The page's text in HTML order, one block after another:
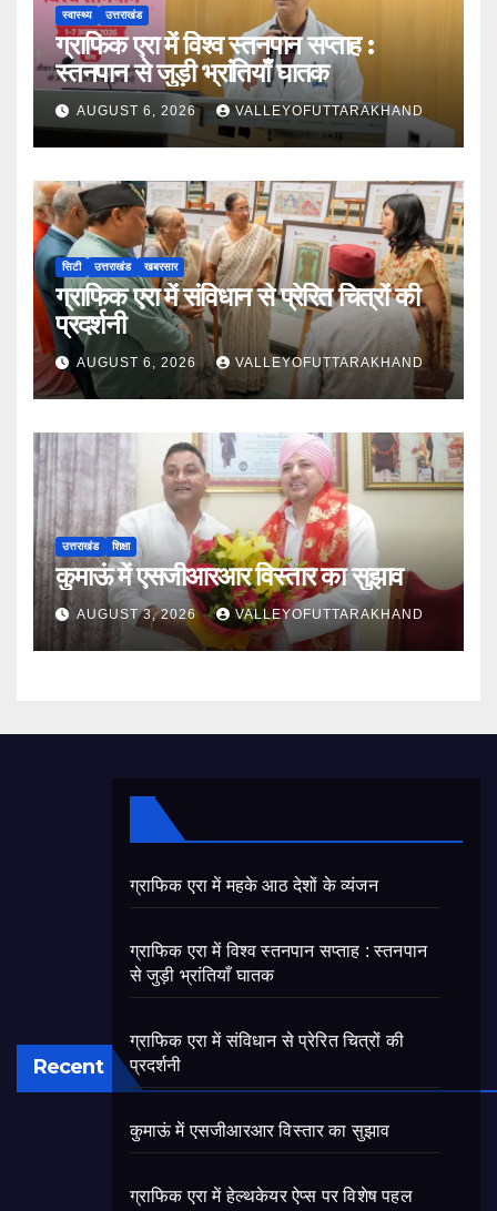
स्वास्थ्य उत्तराखंड
ग्राफिक एरा में विश्व स्तनपान सप्ताह :
स्तनपान से जुड़ी भ्रांतियाँ घातक
AUGUST 6, 2026 VALLEYOFUTTARAKHAND
सिटी उत्तराखंड खबरसार
ग्राफिक एरा में संविधान से प्रेरित चित्रों की
प्रदर्शनी
AUGUST 6, 2026 VALLEYOFUTTARAKHAND
उत्तराखंड शिक्षा
कुमाऊं में एसजीआरआर विस्तार का सुझाव
AUGUST 3, 2026 VALLEYOFUTTARAKHAND
Recent
ग्राफिक एरा में महके आठ देशों के व्यंजन
ग्राफिक एरा में विश्व स्तनपान सप्ताह : स्तनपान
से जुड़ी भ्रांतियाँ घातक
ग्राफिक एरा में संविधान से प्रेरित चित्रों की
प्रदर्शनी
कुमाऊं में एसजीआरआर विस्तार का सुझाव
ग्राफिक एरा में हेल्थकेयर ऐप्स पर विशेष पहल